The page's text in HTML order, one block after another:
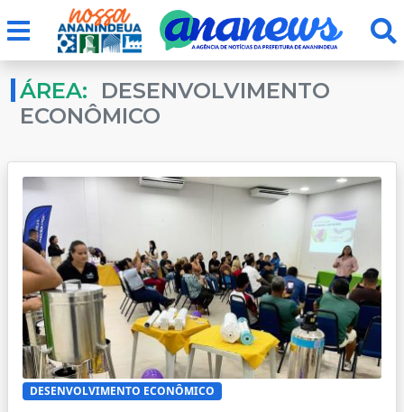
ÁREA:
DESENVOLVIMENTO
ECONÔMICO
DESENVOLVIMENTO ECONÔMICO